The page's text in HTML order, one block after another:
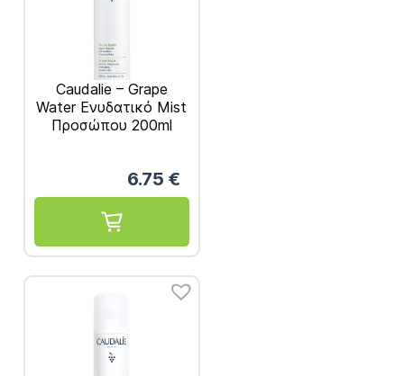
Caudalie – Grape
Water Ενυδατικό Mist
Προσώπου 200ml
6.75 €